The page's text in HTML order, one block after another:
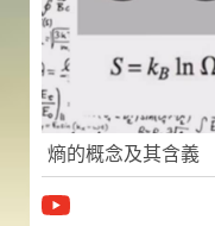
熵的概念及其含義